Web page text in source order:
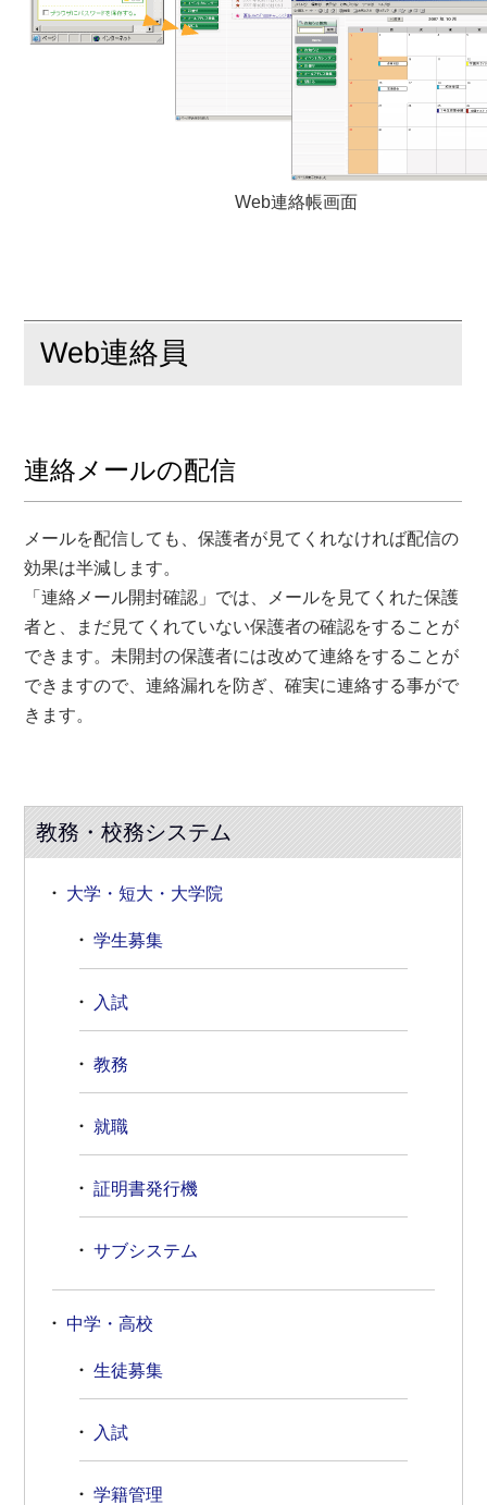
Web連絡帳画面
Web連絡員
連絡メールの配信
メールを配信しても、保護者が見てくれなければ配信の
効果は半減します。
「連絡メール開封確認」では、メールを見てくれた保護
者と、まだ見てくれていない保護者の確認をすることが
できます。未開封の保護者には改めて連絡をすることが
できますので、連絡漏れを防ぎ、確実に連絡する事がで
きます。
教務・校務システム
大学・短大・大学院
学生募集
入試
教務
就職
証明書発行機
サブシステム
中学・高校
生徒募集
入試
学籍管理